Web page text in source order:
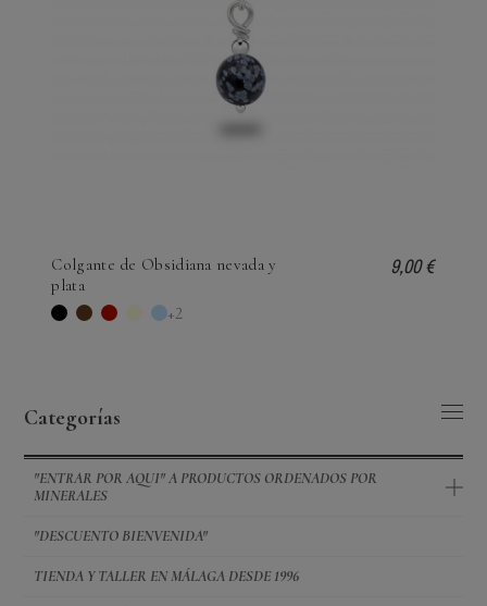
Categorías
"ENTRAR POR AQUI" A PRODUCTOS ORDENADOS POR
MINERALES
"DESCUENTO BIENVENIDA"
TIENDA Y TALLER EN MÁLAGA DESDE 1996
Colgante de Obsidiana nevada y
plata
9,00 €
NegroMarrón
Rojo Amarillo
Azul claro
+2